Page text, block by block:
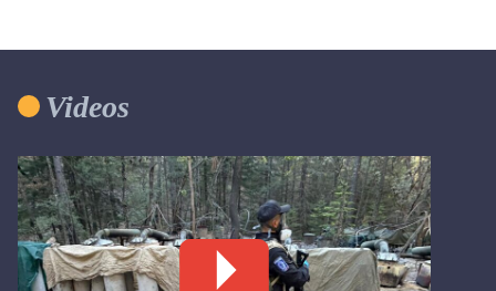
Videos